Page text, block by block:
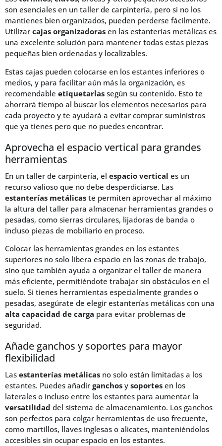
son esenciales en un taller de carpintería, pero si no los
mantienes bien organizados, pueden perderse fácilmente.
Utilizar cajas organizadoras en las estanterías metálicas es
una excelente solución para mantener todas estas piezas
pequeñas bien ordenadas y localizables.
Estas cajas pueden colocarse en los estantes inferiores o
medios, y para facilitar aún más la organización, es
recomendable etiquetarlas según su contenido. Esto te
ahorrará tiempo al buscar los elementos necesarios para
cada proyecto y te ayudará a evitar comprar suministros
que ya tienes pero que no puedes encontrar.
Aprovecha el espacio vertical para grandes
herramientas
En un taller de carpintería, el espacio vertical es un
recurso valioso que no debe desperdiciarse. Las
estanterías metálicas te permiten aprovechar al máximo
la altura del taller para almacenar herramientas grandes o
pesadas, como sierras circulares, lijadoras de banda o
incluso piezas de mobiliario en proceso.
Colocar las herramientas grandes en los estantes
superiores no solo libera espacio en las zonas de trabajo,
sino que también ayuda a organizar el taller de manera
más eficiente, permitiéndote trabajar sin obstáculos en el
suelo. Si tienes herramientas especialmente grandes o
pesadas, asegúrate de elegir estanterías metálicas con una
alta capacidad de carga para evitar problemas de
seguridad.
Añade ganchos y soportes para mayor
flexibilidad
Las estanterías metálicas no solo están limitadas a los
estantes. Puedes añadir ganchos y soportes en los
laterales o incluso entre los estantes para aumentar la
versatilidad del sistema de almacenamiento. Los ganchos
son perfectos para colgar herramientas de uso frecuente,
como martillos, llaves inglesas o alicates, manteniéndolos
accesibles sin ocupar espacio en los estantes.